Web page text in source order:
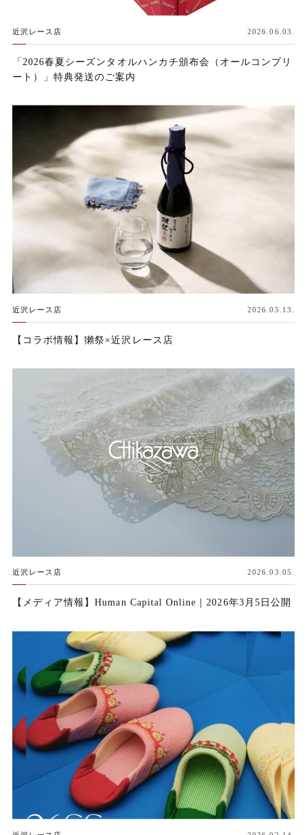
近沢レース店 2026.06.03.
「2026春夏シーズンタオルハンカチ頒布会（オールコンプリ
ート）」特典発送のご案内
近沢レース店 2026.05.13.
【コラボ情報】獺祭×近沢レース店
近沢レース店 2026.03.05.
【メディア情報】Human Capital Online｜2026年3月5日公開